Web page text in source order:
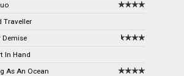
Traveller
Demise
In Hand
As An Ocean